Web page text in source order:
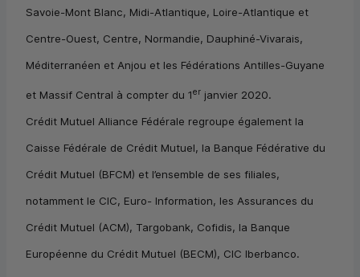
Savoie-Mont Blanc, Midi-Atlantique, Loire-Atlantique et
Centre-Ouest, Centre, Normandie, Dauphiné-Vivarais,
Méditerranéen et Anjou et les Fédérations Antilles-Guyane
et Massif Central à compter du 1er janvier 2020.
Crédit Mutuel Alliance Fédérale regroupe également la
Caisse Fédérale de Crédit Mutuel, la Banque Fédérative du
Crédit Mutuel (BFCM) et l’ensemble de ses filiales,
notamment le CIC, Euro- Information, les Assurances du
Crédit Mutuel (ACM), Targobank, Cofidis, la Banque
Européenne du Crédit Mutuel (BECM), CIC Iberbanco.